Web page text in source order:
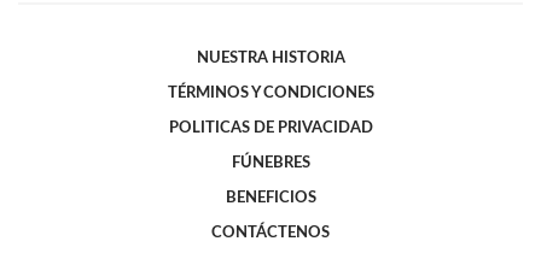
NUESTRA HISTORIA
TÉRMINOS Y CONDICIONES
POLITICAS DE PRIVACIDAD
FÚNEBRES
BENEFICIOS
CONTÁCTENOS